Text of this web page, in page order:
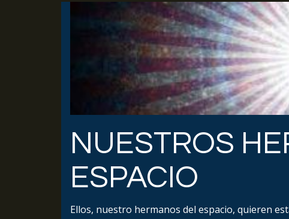
NUESTROS
ESPACIO
Ellos, nuestro hermanos del espacio, quieren